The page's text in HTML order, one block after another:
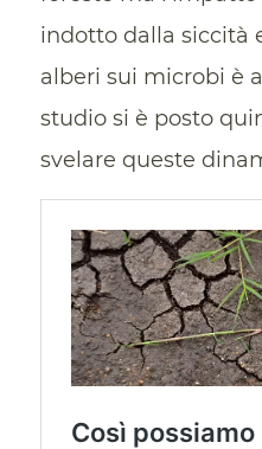
indotto dalla siccità
alberi sui microbi è
studio si è posto
svelare queste